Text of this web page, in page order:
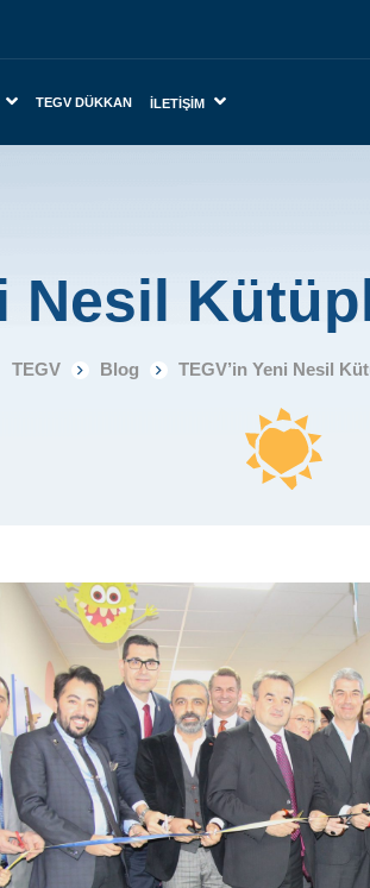
TEGV DÜKKAN İLETIŞIM
Nesil
TEGV Blog TEGV’in Yeni Nesil